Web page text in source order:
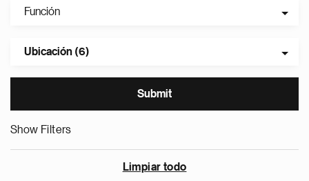
Función
Ubicación (6)
Show Filters
Limpiar todo